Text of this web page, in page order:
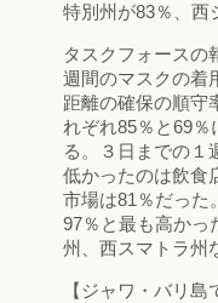
特別州が83％、西
タスクフォースの
週間のマスクの着
距離の確保の順守
れぞれ85％と69
る。３日までの１
低かったのは飲食
市場は81％だった
97％と最も高かっ
州、西スマトラ州
【ジャワ・バリ島